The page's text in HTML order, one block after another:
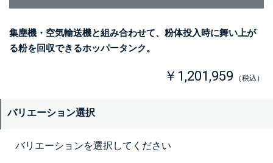
集塵機・空気輸送機と組み合わせて、粉体投入時に舞い上が
る粉を回収できるホッパータンク。
￥1,201,959 （税込）
バリエーション選択
バリエーションを選択してください